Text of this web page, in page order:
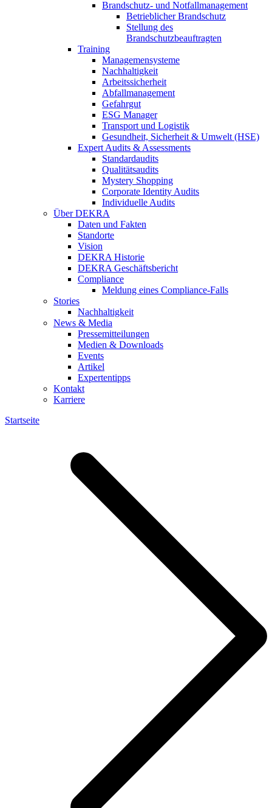
Brandschutz- und Notfallmanagement
Betrieblicher Brandschutz
Stellung des
Brandschutzbeauftragten
Training
Managemensysteme
Nachhaltigkeit
Arbeitssicherheit
Abfallmanagement
Gefahrgut
ESG Manager
Transport und Logistik
Gesundheit, Sicherheit & Umwelt (HSE)
Expert Audits & Assessments
Standardaudits
Qualitätsaudits
Mystery Shopping
Corporate Identity Audits
Individuelle Audits
Über DEKRA
Daten und Fakten
Standorte
Vision
DEKRA Historie
DEKRA Geschäftsbericht
Compliance
Meldung eines Compliance-Falls
Stories
Nachhaltigkeit
News & Media
Pressemitteilungen
Medien & Downloads
Events
Artikel
Expertentipps
Kontakt
Karriere
Startseite